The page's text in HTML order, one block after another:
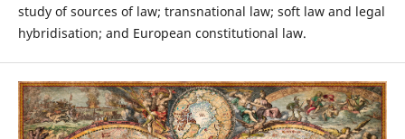
study of sources of law; transnational law; soft law and legal
hybridisation; and European constitutional law.